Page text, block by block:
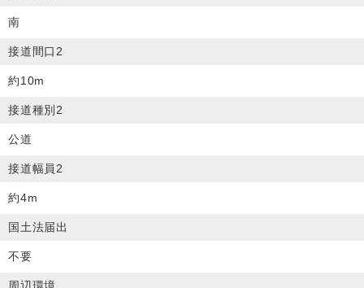
南
接道間口2
約10m
接道種別2
公道
接道幅員2
約4m
国土法届出
不要